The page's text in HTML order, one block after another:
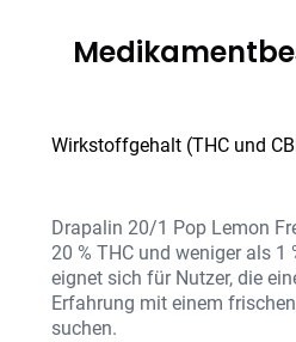
Wirkstoffgehalt (THC und
Drapalin 20/1 Pop Lemon
20 % THC und weniger als 1
eignet sich für Nutzer, die
Erfahrung mit einem
suchen.